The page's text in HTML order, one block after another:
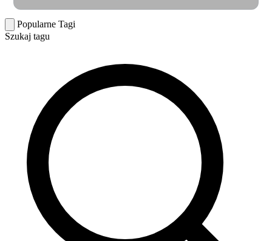
Popularne Tagi
Szukaj tagu